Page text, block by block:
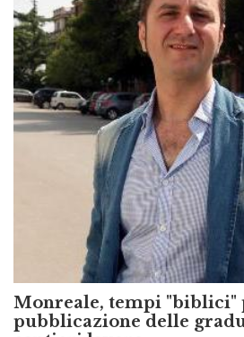
Monreale, tempi "biblici"
pubblicazione delle